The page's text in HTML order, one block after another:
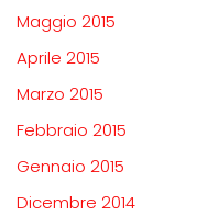
Maggio 2015
Aprile 2015
Marzo 2015
Febbraio 2015
Gennaio 2015
Dicembre 2014